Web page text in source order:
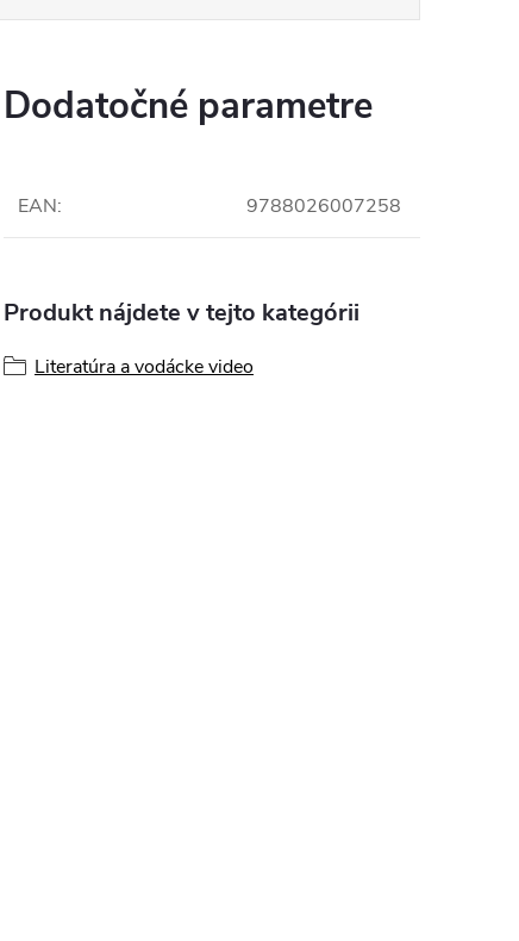
Dodatočné parametre
EAN: 9788026007258
Produkt nájdete v tejto kategórii
Literatúra a vodácke video